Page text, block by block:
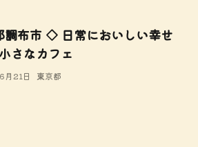
布市 ◇ 日常においしい幸せ
さなカフェ
21日 東京都